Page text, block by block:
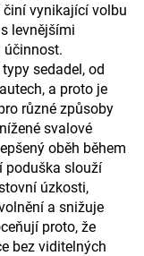
činí vynikající volbu
levnějšími
účinnost.
sedadel, od
a proto je
různé způsoby
svalové
oběh během
poduška slouží
úzkosti,
a snižuje
proto, že
bez viditelných